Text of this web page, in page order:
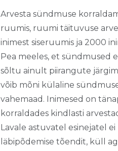
Arvesta sündmuse
ruumis, ruumi täituvuse
inimest siseruumis ja 2000
Pea meeles, et sündmused
sõltu ainult piirangute
võib mõni külaline
vahemaad. Inimesed on
korraldades kindlasti
Lavale astuvatel esinejatel
läbipõdemise tõendit, küll